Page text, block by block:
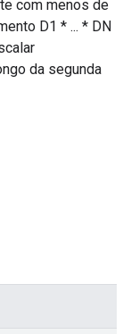
com menos de
D1 * ... * DN
da segunda